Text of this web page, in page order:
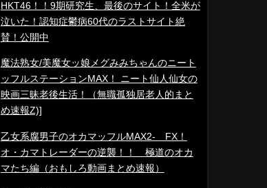
HKT46！！9期研究生、最後のサイト！全米が
泣いた！認知症鬱病60代のラストサイト絶
賛！公開中
魔法熟女/美魔女ッ娘メグみみちゃんのニート
ッフルステーションMAX！ ニート仙人仙女の
映画三昧老後生活！（無職孤独居老人的まと
め速報Z)]
乙女系腐男子のオカマッフルMAX2- FX！
オ・カマトレーダーの逆襲！！ 極道のオカ
マたち編（おもしろ動画まとめ速報）